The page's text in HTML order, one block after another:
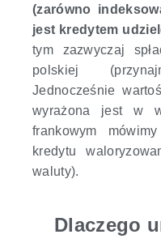
(zarówno
jest kredytem
tym zazwyczaj
polskiej
Jednocześnie
wyrażona jest w
frankowym
kredytu
waluty).
Dlaczego